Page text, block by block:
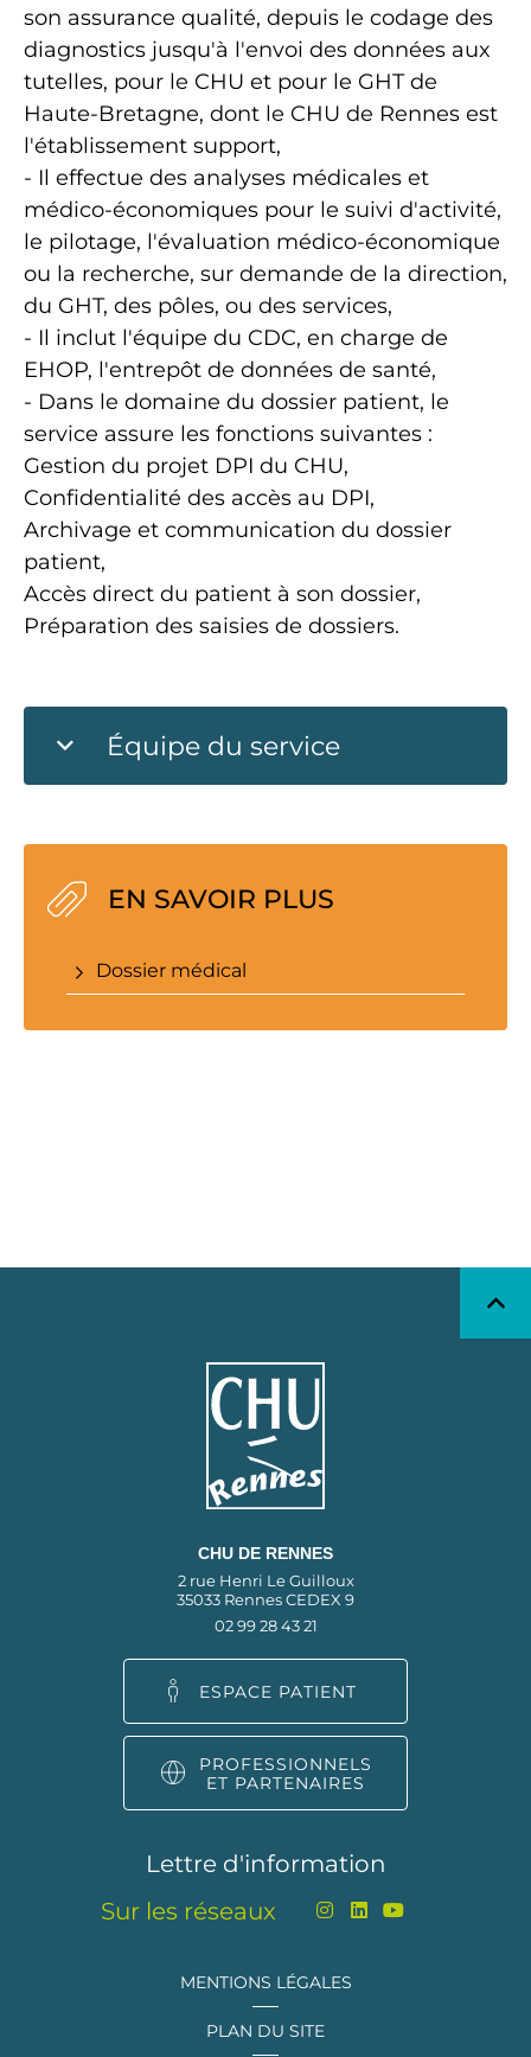
son assurance qualité, depuis le codage des
diagnostics jusqu'à l'envoi des données aux
tutelles, pour le CHU et pour le GHT de
Haute-Bretagne, dont le CHU de Rennes est
l'établissement support,
- Il effectue des analyses médicales et
médico-économiques pour le suivi d'activité,
le pilotage, l'évaluation médico-économique
ou la recherche, sur demande de la direction,
du GHT, des pôles, ou des services,
- Il inclut l'équipe du CDC, en charge de
EHOP, l'entrepôt de données de santé,
- Dans le domaine du dossier patient, le
service assure les fonctions suivantes :
Gestion du projet DPI du CHU,
Confidentialité des accès au DPI,
Archivage et communication du dossier
patient,
Accès direct du patient à son dossier,
Préparation des saisies de dossiers.
Équipe du service
EN SAVOIR PLUS
Dossier médical
CHU DE RENNES
2 rue Henri Le Guilloux
35033 Rennes CEDEX 9
02 99 28 43 21
ESPACE PATIENT
PROFESSIONNELS
ET PARTENAIRES
Lettre d'information
Sur les réseaux
MENTIONS LÉGALES
PLAN DU SITE